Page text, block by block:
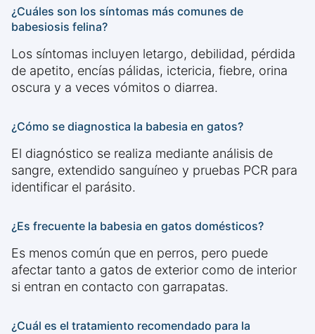
¿Cuáles son los síntomas más comunes de
babesiosis felina?
Los síntomas incluyen letargo, debilidad, pérdida
de apetito, encías pálidas, ictericia, fiebre, orina
oscura y a veces vómitos o diarrea.
¿Cómo se diagnostica la babesia en gatos?
El diagnóstico se realiza mediante análisis de
sangre, extendido sanguíneo y pruebas PCR para
identificar el parásito.
¿Es frecuente la babesia en gatos domésticos?
Es menos común que en perros, pero puede
afectar tanto a gatos de exterior como de interior
si entran en contacto con garrapatas.
¿Cuál es el tratamiento recomendado para la